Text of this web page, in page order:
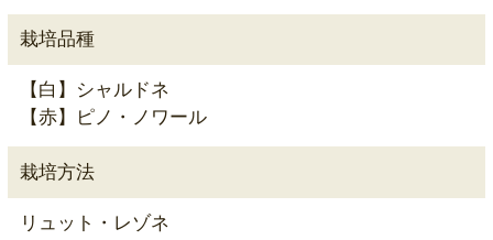
栽培品種
【白】シャルドネ
【赤】ピノ・ノワール
栽培方法
リュット・レゾネ